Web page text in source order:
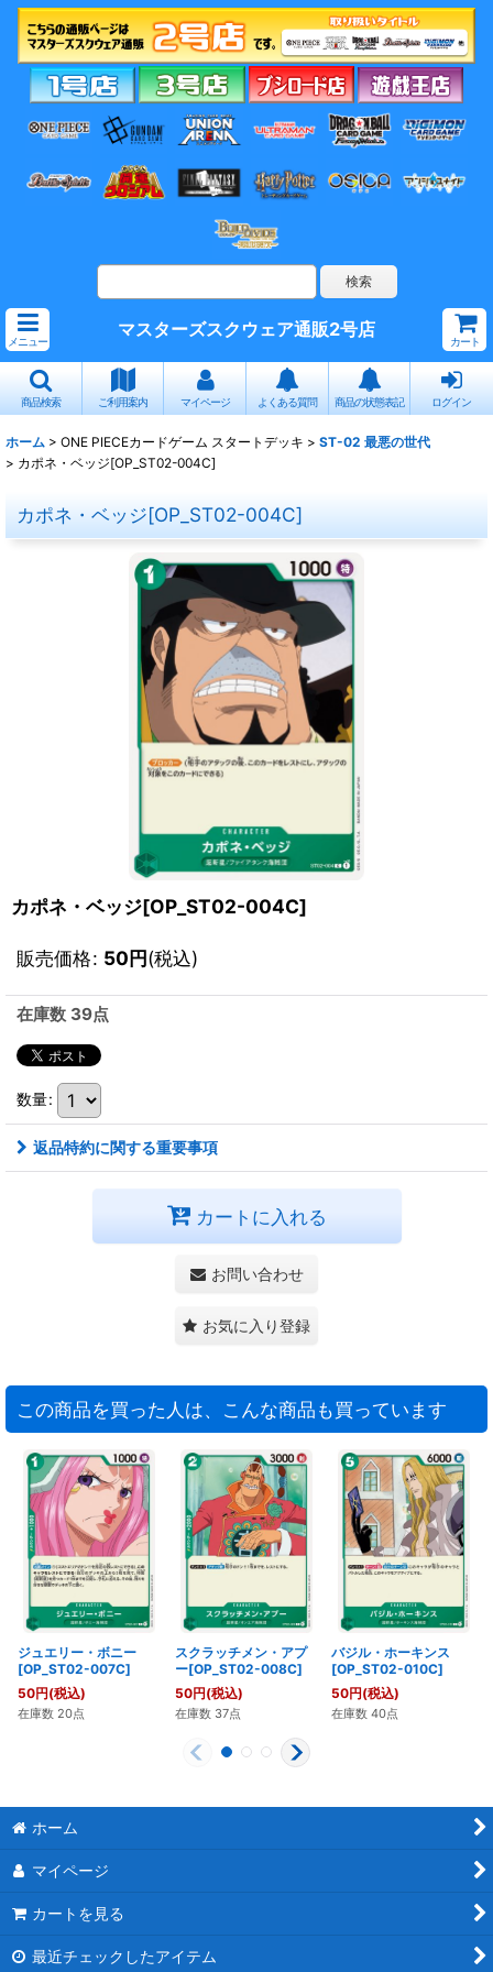
メニュー
マスターズスクウェア通販2号店
カート
商品検索 ご利用案内 マイページ よくある質問 商品の状態表記 ログイン
ホーム > ONE PIECEカードゲーム スタートデッキ > ST-02 最悪の世代
> カポネ・ベッジ[OP_ST02-004C]
カポネ・ベッジ[OP_ST02-004C]
カポネ・ベッジ[OP_ST02-004C]
販売価格: 50円(税込)
在庫数 39点
数量:
返品特約に関する重要事項
カートに入れる
お問い合わせ
お気に入り登録
この商品を買った人は、こんな商品も買っています
ジュエリー・ボニー
[OP_ST02-007C]
50円(税込)
在庫数 20点
スクラッチメン・アプ
ー[OP_ST02-008C]
50円(税込)
在庫数 37点
バジル・ホーキンス
[OP_ST02-010C]
50円(税込)
在庫数 40点
ホーム
マイページ
カートを見る
最近チェックしたアイテム